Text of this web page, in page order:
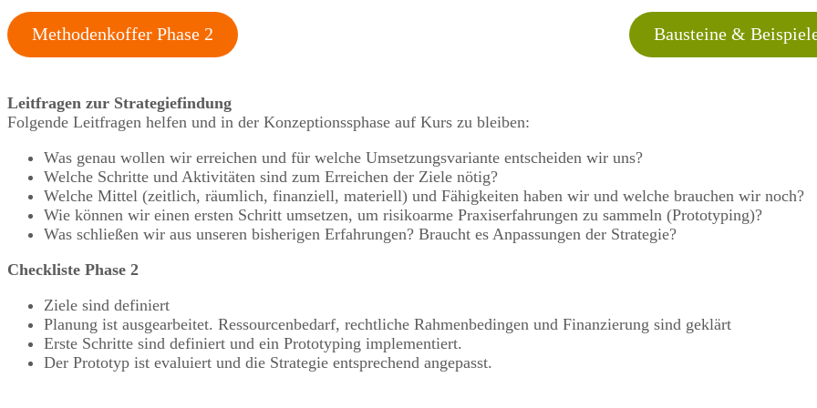
Methodenkoffer Phase 2 Bausteine &
Leitfragen zur Strategiefindung
Folgende Leitfragen helfen und in der Konzeptionssphase auf Kurs zu bleiben:
Was genau wollen wir erreichen und für welche Umsetzungsvariante entscheiden wir uns?
Welche Schritte und Aktivitäten sind zum Erreichen der Ziele nötig?
Welche Mittel (zeitlich, räumlich, finanziell, materiell) und Fähigkeiten haben wir und welche brauchen wir noch?
Wie können wir einen ersten Schritt umsetzen, um risikoarme Praxiserfahrungen zu sammeln (Prototyping)?
Was schließen wir aus unseren bisherigen Erfahrungen? Braucht es Anpassungen der Strategie?
Checkliste Phase 2
Ziele sind definiert
Planung ist ausgearbeitet. Ressourcenbedarf, rechtliche Rahmenbedingen und Finanzierung sind geklärt
Erste Schritte sind definiert und ein Prototyping implementiert.
Der Prototyp ist evaluiert und die Strategie entsprechend angepasst.